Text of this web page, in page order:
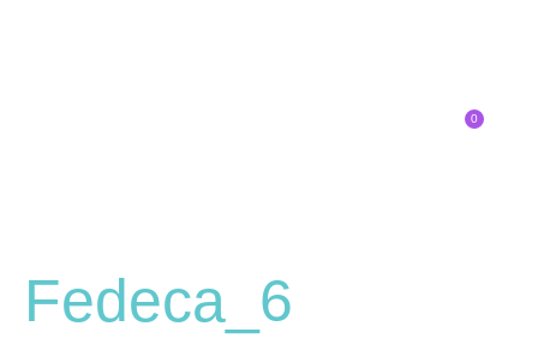
0
Fedeca_6